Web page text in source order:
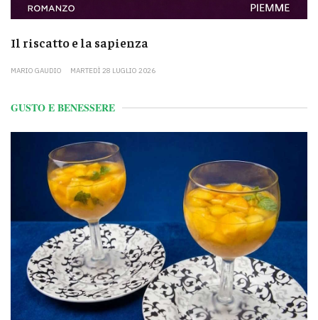
Il riscatto e la sapienza
MARIO GAUDIO MARTEDÌ 28 LUGLIO 2026
GUSTO E BENESSERE